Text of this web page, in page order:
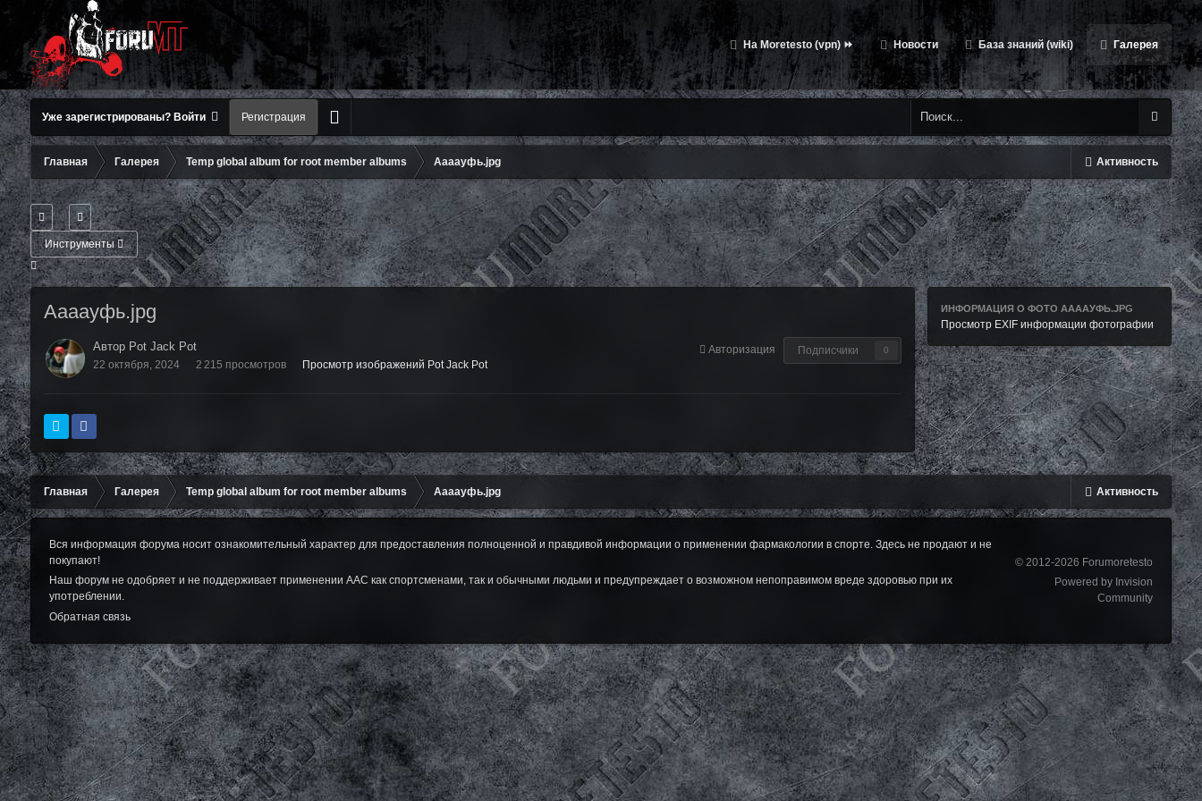
На Moretesto (vpn) ⏩ Новости База знаний (wiki) Галерея
Уже зарегистрированы? Войти Регистрация
Активность
Главная Галерея Temp global album for root member albums Аааауфь.jpg
Инструменты
Аааауфь.jpg
Авторизация Подписчики 0
Автор Pot Jack Pot
22 октября, 2024 2 215 просмотров Просмотр изображений Pot Jack Pot
ИНФОРМАЦИЯ О ФОТО ААААУФЬ.JPG
Просмотр EXIF информации фотографии
Активность
Главная Галерея Temp global album for root member albums Аааауфь.jpg
Вся информация форума носит ознакомительный характер для предоставления полноценной и правдивой информации о применении фармакологии в спорте. Здесь не продают и не
покупают!
Наш форум не одобряет и не поддерживает применении ААС как спортсменами, так и обычными людьми и предупреждает о возможном непоправимом вреде здоровью при их
употреблении.
Обратная связь
© 2012-2026 Forumoretesto
Powered by Invision
Community